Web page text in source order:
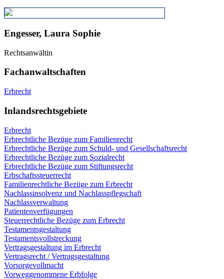
Engesser, Laura Sophie
Rechtsanwältin
Fachanwaltschaften
Erbrecht
Inlandsrechtsgebiete
Erbrecht
Erbrechtliche Bezüge zum Familienrecht
Erbrechtliche Bezüge zum Schuld- und Gesellschaftsrecht
Erbrechtliche Bezüge zum Sozialrecht
Erbrechtliche Bezüge zum Stiftungsrecht
Erbschaftssteuerrecht
Familienrechtliche Bezüge zum Erbrecht
Nachlassinsolvenz und Nachlasspflegschaft
Nachlassverwaltung
Patientenverfügungen
Steuerrechtliche Bezüge zum Erbrecht
Testamentsgestaltung
Testamentsvollstreckung
Vertragsgestaltung im Erbrecht
Vertragsrecht / Vertragsgestaltung
Vorsorgevollmacht
Vorweggenommene Erbfolge